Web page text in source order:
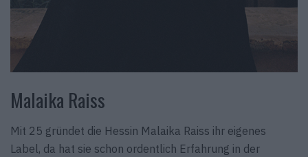
Malaika Raiss
Mit 25 gründet die Hessin Malaika Raiss ihr eigenes
Label, da hat sie schon ordentlich Erfahrung in der